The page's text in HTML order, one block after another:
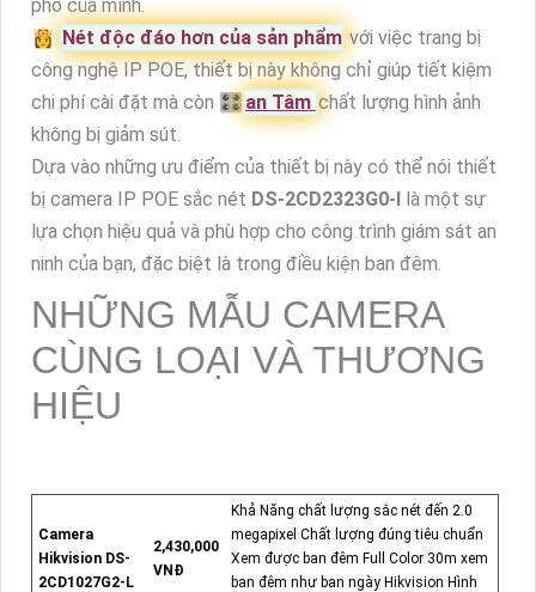
phố của mình.
👸 Nét độc đáo hơn của sản phẩm với việc trang bị
công nghệ IP POE, thiết bị này không chỉ giúp tiết kiệm
chi phí cài đặt mà còn 🎛 an Tâm chất lượng hình ảnh
không bị giảm sút.
Dựa vào những ưu điểm của thiết bị này có thể nói thiết
bị camera IP POE sắc nét DS-2CD2323G0-I là một sự
lựa chọn hiệu quả và phù hợp cho công trình giám sát an
ninh của bạn, đặc biệt là trong điều kiện ban đêm.
NHỮNG MẪU CAMERA
CÙNG LOẠI VÀ THƯƠNG
HIỆU
Camera
Hikvision DS-
2CD1027G2-L
2,430,000
VNĐ
Khả Năng chất lượng sắc nét đến 2.0
megapixel Chất lượng đúng tiêu chuẩn
Xem được ban đêm Full Color 30m xem
ban đêm như ban ngày Hikvision Hình